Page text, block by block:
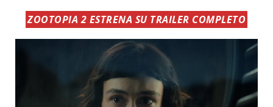
ZOOTOPIA 2 ESTRENA SU TRAILER COMPLETO